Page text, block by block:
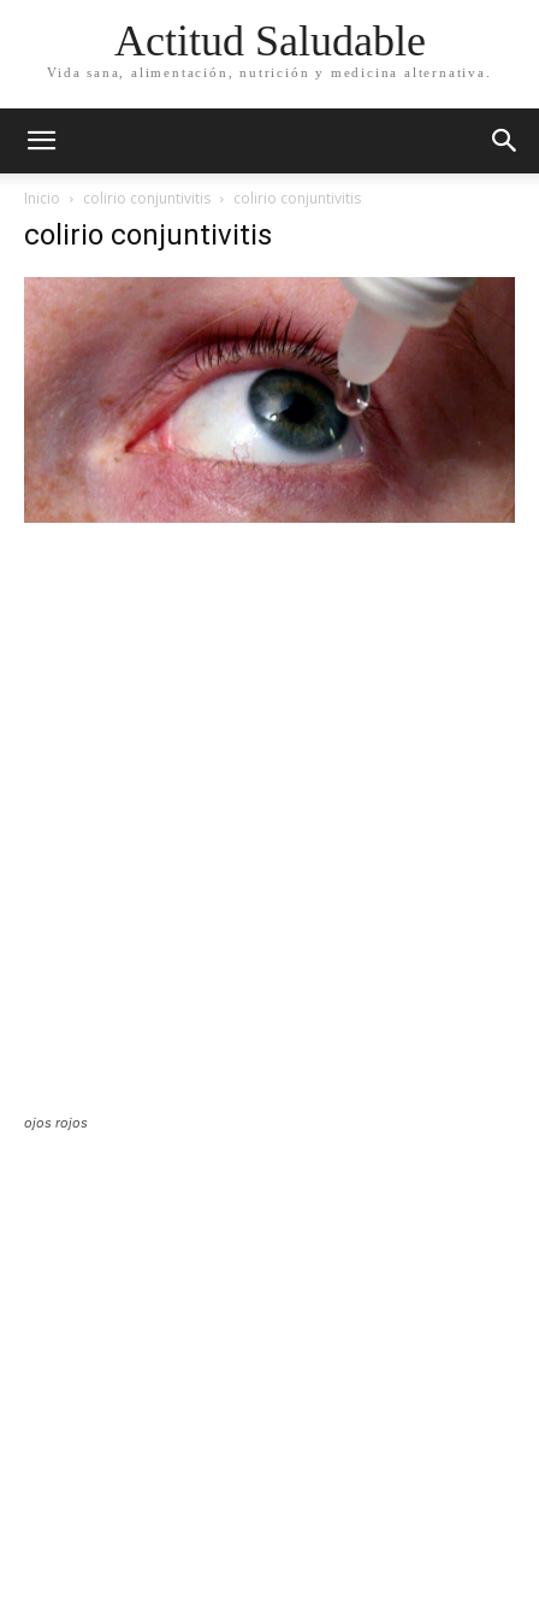
Actitud Saludable
Vida sana, alimentación, nutrición y medicina alternativa.
Inicio colirio conjuntivitis colirio conjuntivitis
colirio conjuntivitis
ojos rojos